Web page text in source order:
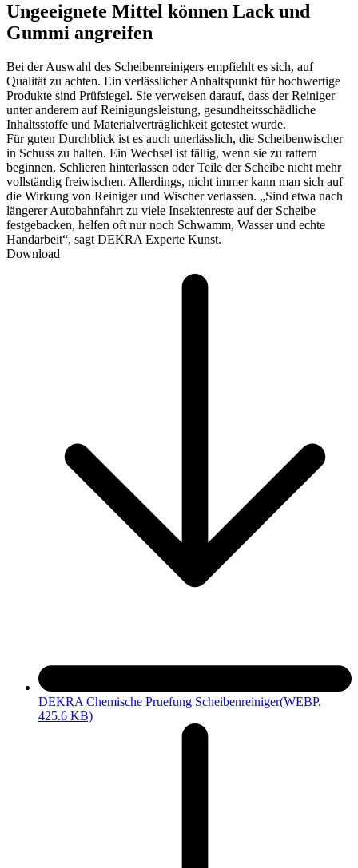
Ungeeignete Mittel können Lack und
Gummi angreifen
Bei der Auswahl des Scheibenreinigers empfiehlt es sich, auf
Qualität zu achten. Ein verlässlicher Anhaltspunkt für hochwertige
Produkte sind Prüfsiegel. Sie verweisen darauf, dass der Reiniger
unter anderem auf Reinigungsleistung, gesundheitsschädliche
Inhaltsstoffe und Materialverträglichkeit getestet wurde.
Für guten Durchblick ist es auch unerlässlich, die Scheibenwischer
in Schuss zu halten. Ein Wechsel ist fällig, wenn sie zu rattern
beginnen, Schlieren hinterlassen oder Teile der Scheibe nicht mehr
vollständig freiwischen. Allerdings, nicht immer kann man sich auf
die Wirkung von Reiniger und Wischer verlassen. „Sind etwa nach
längerer Autobahnfahrt zu viele Insektenreste auf der Scheibe
festgebacken, helfen oft nur noch Schwamm, Wasser und echte
Handarbeit“, sagt DEKRA Experte Kunst.
Download
DEKRA Chemische Pruefung Scheibenreiniger(WEBP,
425.6 KB)